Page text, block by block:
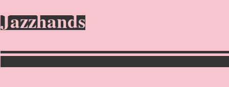
Jazzhands